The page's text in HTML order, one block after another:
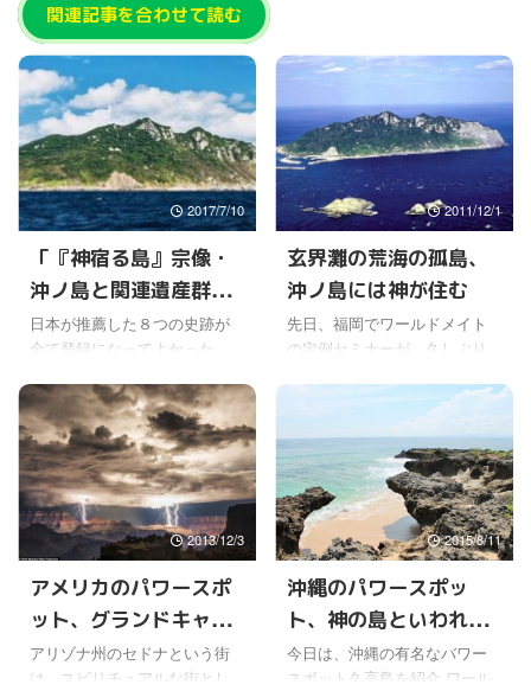
関連記事を合わせて読む
2017/7/10
「『神宿る島』宗像・
沖ノ島と関連遺産群」
が、世界遺産に
日本が推薦した８つの史跡が
全て登録になってよかった。
機関のイコモスが、沖ノ島と
付近の３つの岩礁からなる４
資産だけ登録するように求め
ていただけに、喜びの声も大
きいよね。 ワールドメイト
会員にとっても、馴染みの深
い宗像大社は、福岡県の海辺
近くにある辺津宮、そこから
１２キロ離れた海に浮かぶ大
島の中津宮、さらに５０キロ
離れた絶海の孤島、神宿る島
の沖ノ島（沖津宮）、の３つ
2011/12/1
玄界灘の荒海の孤島、
沖ノ島には神が住む
先日、福岡でワールドメイト
の定例セミナーが、久しぶり
宗像大社という、古来から有
像大社は、3か所から成ってい
て、沖ノ島の沖津宮には田心
姫神、大島の中津宮には湍津
姫神、田島の辺津宮には市杵
島姫神がそれぞれおまつりさ
れている。この三宮を総称し
て宗像大社になるそうだ。 ふ
だん参拝するのは、この辺津
宮で、大島と沖ノ島は船で行
かないといけないらしい。 特
2013/12/3
アメリカのパワースポ
ット、グランドキャニ
オンと聖地セドナ
アリゾナ州のセドナという街
は、スピリチュアルな街とし
2015/8/11
沖縄のパワースポッ
ト、神の島といわれる
久高島
今日は、沖縄の有名なバワー
スボット久高島を紹介 ワール